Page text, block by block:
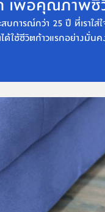
เพื่อคุณภาพชี
การณ์กว่า 25 ปี ที่เราใส่
ด้ใช้ชีวิตก้าวแรกอย่างมั่